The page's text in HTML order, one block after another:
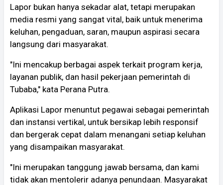
Lapor bukan hanya sekadar alat, tetapi merupakan
media resmi yang sangat vital, baik untuk menerima
keluhan, pengaduan, saran, maupun aspirasi secara
langsung dari masyarakat.
"Ini mencakup berbagai aspek terkait program kerja,
layanan publik, dan hasil pekerjaan pemerintah di
Tubaba," kata Perana Putra.
Aplikasi Lapor menuntut pegawai sebagai pemerintah
dan instansi vertikal, untuk bersikap lebih responsif
dan bergerak cepat dalam menangani setiap keluhan
yang disampaikan masyarakat.
"Ini merupakan tanggung jawab bersama, dan kami
tidak akan mentolerir adanya penundaan. Masyarakat